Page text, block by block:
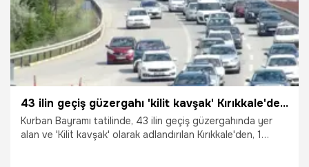
43 ilin geçiş güzergahı 'kilit kavşak' Kırıkkale'den bayram tatilinde 1,5 milyon araç geçti
Kurban Bayramı tatilinde, 43 ilin geçiş güzergahında yer
alan ve 'Kilit kavşak' olarak adlandırılan Kırıkkale'den, 1